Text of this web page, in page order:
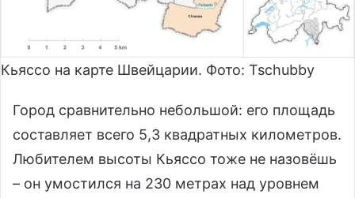
Кьяссо на карте Швейцарии. Фото: Tsсhubby
Город сравнительно небольшой: его площадь
составляет всего 5,3 квадратных километров.
Любителем высоты Кьяссо тоже не назовёшь
– он умостился на 230 метрах над уровнем